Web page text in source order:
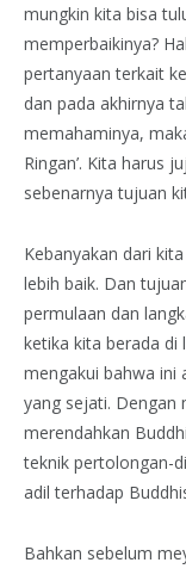
mungkin kita bisa
memperbaikinya?
pertanyaan terkait
dan pada akhirnya
memahaminya,
Ringan’. Kita harus
sebenarnya tujuan
Kebanyakan dari
lebih baik. Dan
permulaan dan
ketika kita berada di
mengakui bahwa ini
yang sejati. Dengan
merendahkan
teknik pertolongan-
adil terhadap
Bahkan sebelum